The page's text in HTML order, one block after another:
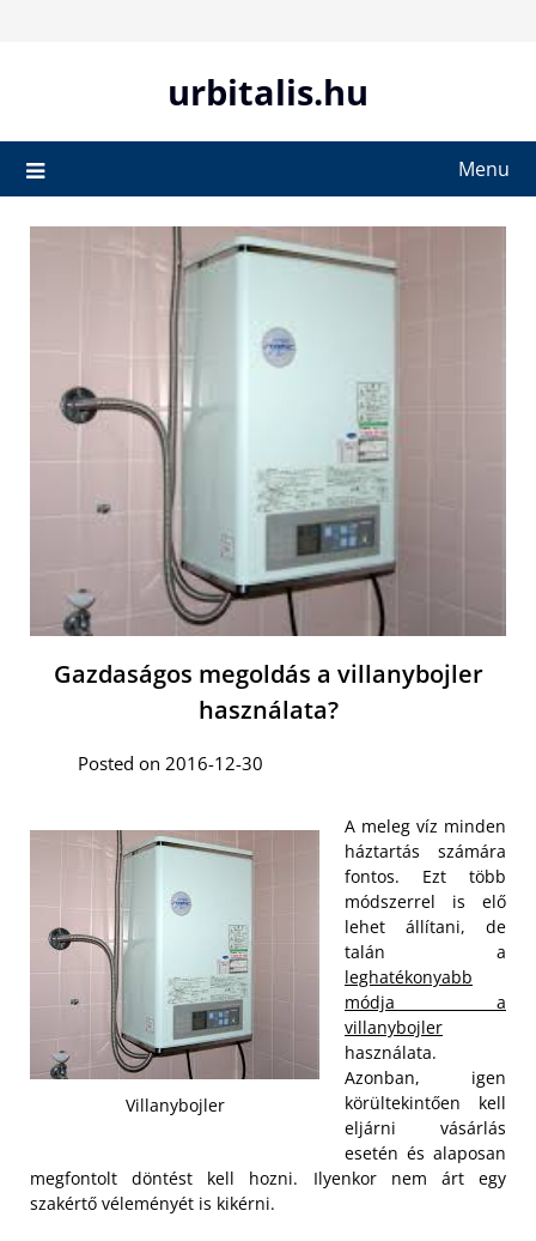
urbitalis.hu
Menu
Gazdaságos megoldás a villanybojler
használata?
Posted on 2016-12-30
Villanybojler
A meleg víz minden
háztartás számára
fontos. Ezt több
módszerrel is elő
lehet állítani, de
talán a
leghatékonyabb
módja a
villanybojler
használata.
Azonban, igen
körültekintően kell
eljárni vásárlás
esetén és alaposan
megfontolt döntést kell hozni. Ilyenkor nem árt egy
szakértő véleményét is kikérni.